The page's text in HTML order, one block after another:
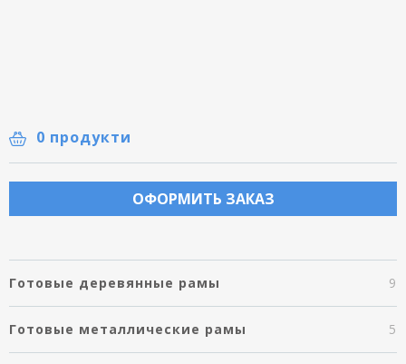
0 продукти
ОФОРМИТЬ ЗАКАЗ
Готовые деревянные рамы 9
Готовые металлические рамы 5